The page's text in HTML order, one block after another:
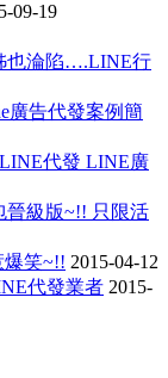
09-19
也淪陷….LINE行
廣告代發案例簡
代發 LINE廣
晉級版~!! 只限活
爆笑~!! 2015-04-12
代發業者 2015-